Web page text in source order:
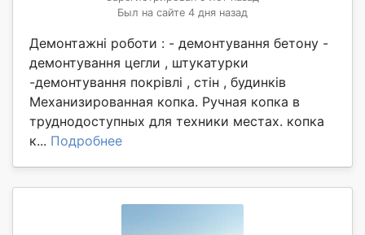
Был на сайте 4 дня назад
Демонтажні роботи : - демонтування бетону -
демонтування цегли , штукатурки
-демонтування покрівлі , стін , будинків
Механизированная копка. Ручная копка в
труднодоступных для техники местах. копка
к... Подробнее